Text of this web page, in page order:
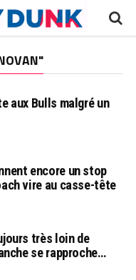
aux Bulls malgré un
encore un stop
vire au casse-tête
très loin de
se rapproche…